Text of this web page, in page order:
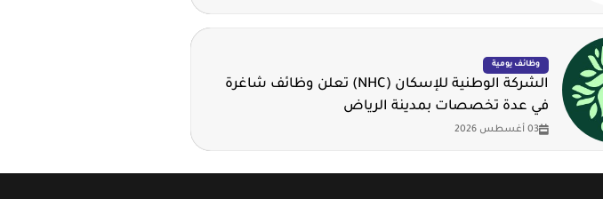
وظائف يومية
الشركة الوطنية للإسكان (NHC) تعلن وظائف شاغرة
في عدة تخصصات بمدينة الرياض
03 أغسطس 2026